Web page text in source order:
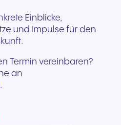
Einblicke,
und Impulse für den
Termin vereinbaren?
an
.